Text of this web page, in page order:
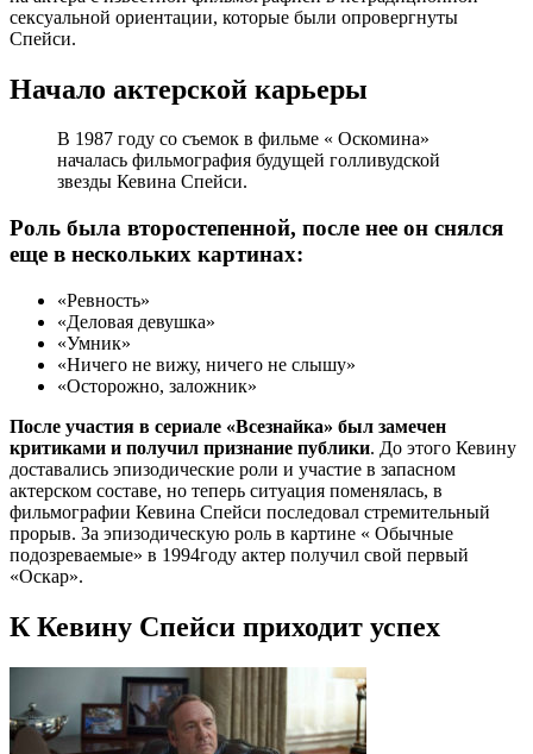
сексуальной ориентации, которые были опровергнуты
Спейси.
Начало актерской карьеры
В 1987 году со съемок в фильме « Оскомина»
началась фильмография будущей голливудской
звезды Кевина Спейси.
Роль была второстепенной, после нее он снялся
еще в нескольких картинах:
«Ревность»
«Деловая девушка»
«Умник»
«Ничего не вижу, ничего не слышу»
«Осторожно, заложник»
После участия в сериале «Всезнайка» был замечен
критиками и получил признание публики. До этого Кевину
доставались эпизодические роли и участие в запасном
актерском составе, но теперь ситуация поменялась, в
фильмографии Кевина Спейси последовал стремительный
прорыв. За эпизодическую роль в картине « Обычные
подозреваемые» в 1994году актер получил свой первый
«Оскар».
К Кевину Спейси приходит успех